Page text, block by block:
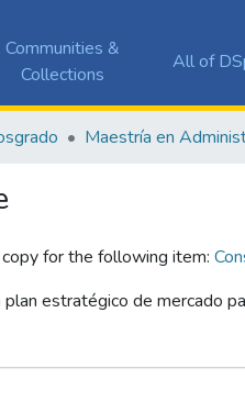
Communities &
Collections
All of
for the following item:
estratégico de mercado